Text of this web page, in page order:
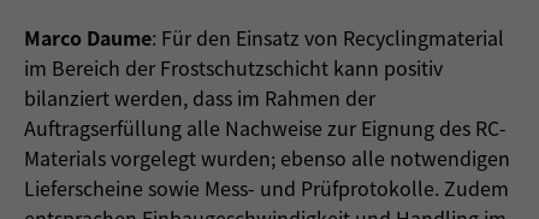
Marco Daume: Für den Einsatz von Recyclingmaterial
im Bereich der Frostschutzschicht kann positiv
bilanziert werden, dass im Rahmen der
Auftragserfüllung alle Nachweise zur Eignung des RC-
Materials vorgelegt wurden; ebenso alle notwendigen
Lieferscheine sowie Mess- und Prüfprotokolle. Zudem